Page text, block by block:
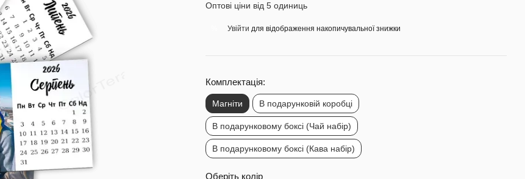
Оптові ціни від 5 одиниць
Увійти для відображення накопичувальної знижки
Комплектація:
Магніти В подарунковій коробці
В подарунковому боксі (Чай набір)
В подарунковому боксі (Кава набір)
Оберіть колір